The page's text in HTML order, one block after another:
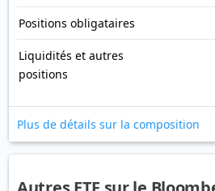
Positions obligataires
Liquidités et autres
positions
Plus de détails sur la composition